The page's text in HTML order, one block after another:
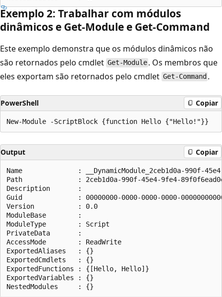
Exemplo 2: Trabalhar com módulos
dinâmicos e Get-Module e Get-Command
Este exemplo demonstra que os módulos dinâmicos não
são retornados pelo cmdlet Get-Module . Os membros que
eles exportam são retornados pelo cmdlet Get-Command .
PowerShell Copiar
Output Copiar
Name              : __DynamicModule_2ceb1d0a-990f-
Path              : 2ceb1d0a-990f-45e4-9fe4-
Description       :
Guid              : 00000000-0000-0000-0000-
Version           : 0.0
ModuleBase        :
ModuleType        : Script
PrivateData       :
AccessMode        : ReadWrite
ExportedAliases   : {}
ExportedCmdlets   : {}
ExportedFunctions : {[Hello, Hello]}
ExportedVariables : {}